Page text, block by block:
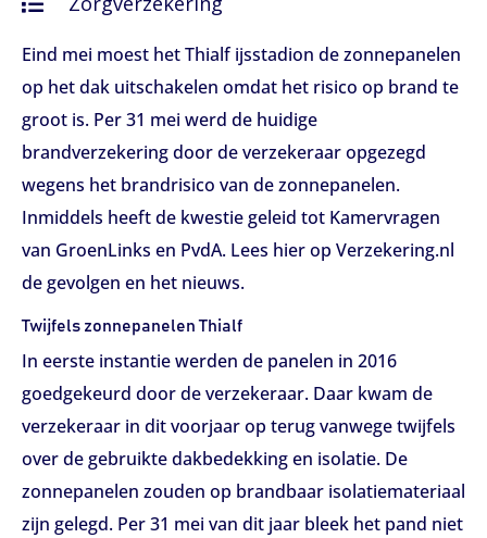
Eind mei moest het Thialf ijsstadion de zonnepanelen
op het dak uitschakelen omdat het risico op brand te
groot is. Per 31 mei werd de huidige
brandverzekering door de verzekeraar opgezegd
wegens het brandrisico van de zonnepanelen.
Inmiddels heeft de kwestie geleid tot Kamervragen
van GroenLinks en PvdA. Lees hier op Verzekering.nl
de gevolgen en het nieuws.
Twijfels zonnepanelen Thialf
In eerste instantie werden de panelen in 2016
goedgekeurd door de verzekeraar. Daar kwam de
verzekeraar in dit voorjaar op terug vanwege twijfels
over de gebruikte dakbedekking en isolatie. De
zonnepanelen zouden op brandbaar isolatiemateriaal
zijn gelegd. Per 31 mei van dit jaar bleek het pand niet